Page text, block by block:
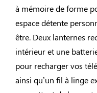
à mémoire de forme
espace détente
être. Deux lanternes
intérieur et une
pour recharger vos
ainsi qu’un fil à linge